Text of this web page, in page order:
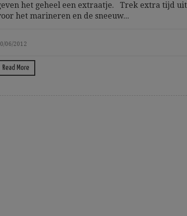
het geheel een extraatje. Trek extra tijd uit
het marineren en de sneeuw...
06/2012
Read More